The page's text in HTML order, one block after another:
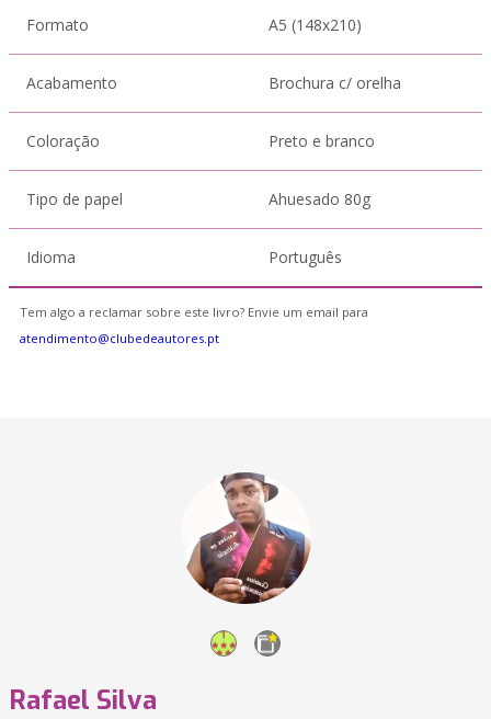
Formato A5 (148x210)
Acabamento Brochura c/ orelha
Coloração Preto e branco
Tipo de papel Ahuesado 80g
Idioma Português
Tem algo a reclamar sobre este livro? Envie um email para
atendimento@clubedeautores.pt
Rafael Silva